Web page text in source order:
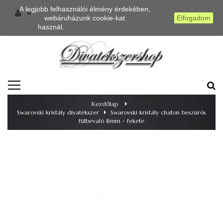
A legjobb felhasználói élmény érdekében,
webáruházunk cookie-kat
használ.
Elfogadom
TOGGLE
NAVIGATION
Kezdőlap
>
Swarovski kristály divatékszer
> Swarovski kristály chaton beszúrós
fülbevaló 8mm - fekete